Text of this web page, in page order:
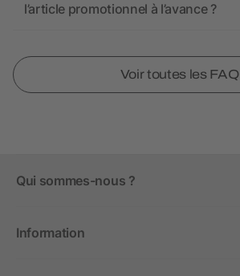
l’article promotionnel à l’avance ?
Voir toutes les FAQ
Qui sommes-nous ?
Information